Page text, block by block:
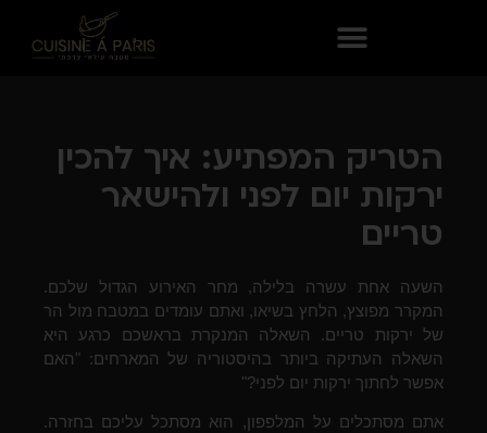
הטריק המפתיע: איך להכין
ירקות יום לפני ולהישאר
טריים
השעה אחת עשרה בלילה, מחר האירוע הגדול שלכם.
המקרר מפוצץ, הלחץ בשיאו, ואתם עומדים במטבח מול הר
של ירקות טריים. השאלה המנקרת בראשכם כרגע היא
השאלה העתיקה ביותר בהיסטוריה של המארחים: "האם
אפשר לחתוך ירקות יום לפני?"
אתם מסתכלים על המלפפון, הוא מסתכל עליכם בחזרה.